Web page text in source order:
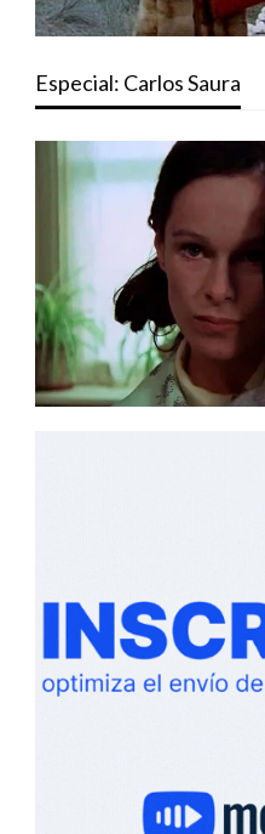
Especial: Carlos Saura